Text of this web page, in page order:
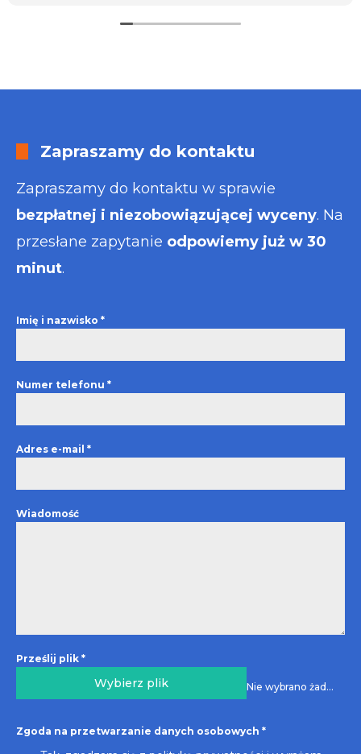
Zapraszamy do kontaktu
Zapraszamy do kontaktu w sprawie
bezpłatnej i niezobowiązującej wyceny. Na
przesłane zapytanie odpowiemy już w 30
minut.
Imię i nazwisko *
Numer telefonu *
Adres e-mail *
Wiadomość
Prześlij plik *
Wybierz plik Nie wybrano żadnego pliku
Zgoda na przetwarzanie danych osobowych *